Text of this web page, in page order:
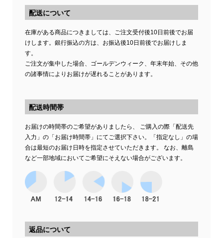
配送について
在庫がある商品につきましては、ご注文受付後10日前後でお届
けします。銀行振込の方は、お振込後10日前後でお届けしま
す。
ご注文が集中した場合、ゴールデンウィーク、年末年始、その他
の諸事情によりお届けが遅れることがあります。
配送時間帯
お届けの時間帯のご希望がありましたら、 ご購入の際「配送先
入力」の「お届け時間帯」にてご選択下さい。「指定なし」の場
合は最短のお届け日時を指定させていただきます。 なお、離島
など一部地域においてご希望にそえない場合がございます。
返品について